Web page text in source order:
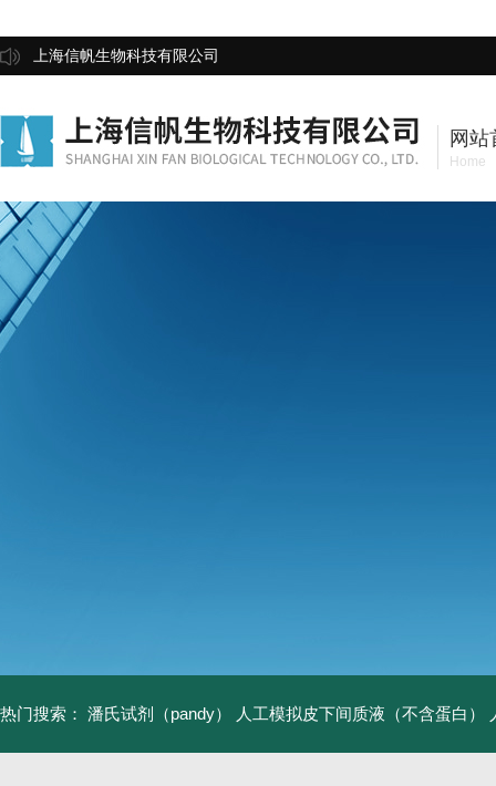
上海信帆生物科技有限公司
网站
Home
热门搜索： 潘氏试剂（pandy） 人工模拟皮下间质液（不含蛋白）